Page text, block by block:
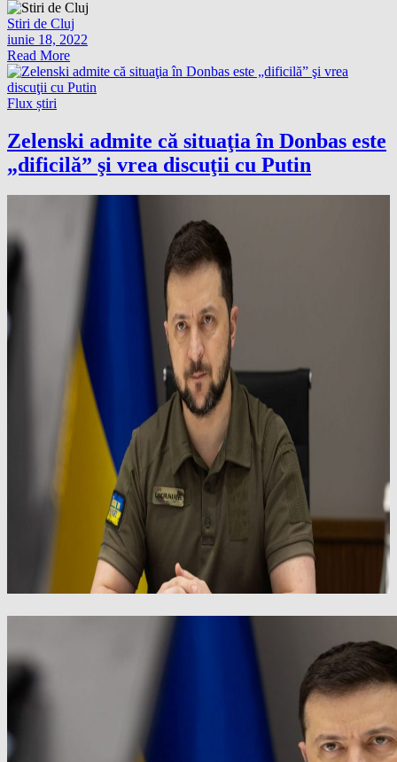
Stiri de Cluj
iunie 18, 2022
Read More
Flux știri
Zelenski admite că situaţia în Donbas este
„dificilă” şi vrea discuţii cu Putin